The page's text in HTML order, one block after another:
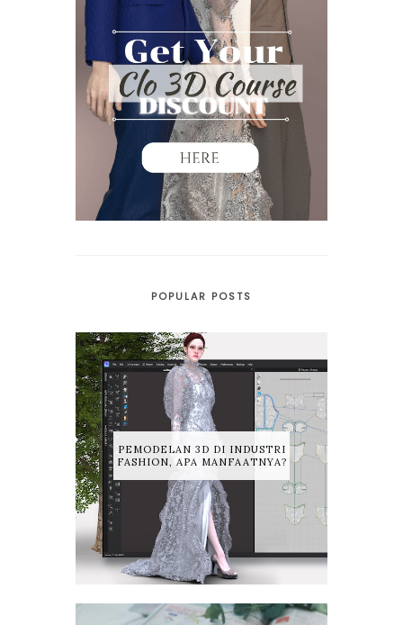
POPULAR POSTS
PEMODELAN 3D DI INDUSTRI
FASHION, APA MANFAATNYA?